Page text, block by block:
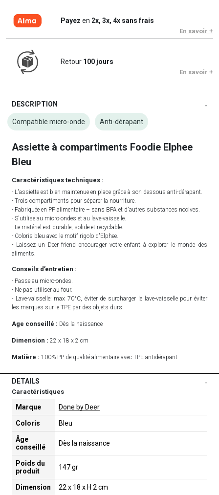
Payez en 2x, 3x, 4x sans frais
En savoir +
Retour 100 jours
En savoir +
DESCRIPTION -
Compatible micro-onde Anti-dérapant
Assiette à compartiments Foodie Elphee
Bleu
Caractéristiques techniques :
- L'assiette est bien maintenue en place grâce à son dessous anti-dérapant.
- Trois compartiments pour séparer la nourriture.
- Fabriquée en PP alimentaire – sans BPA et d'autres substances nocives.
- S'utilise au micro-ondes et au lave-vaisselle.
- Le matériel est durable, solide et recyclable.
- Coloris bleu avec le motif rigolo d'Elphee.
- Laissez un Deer friend encourager votre enfant à explorer le monde des
aliments.
Conseils d’entretien :
- Passe au micro-ondes.
- Ne pas utiliser au four.
- Lave-vaisselle: max 70°C, éviter de surcharger le lave-vaisselle pour éviter
les marques sur le TPE par des objets durs.
Age conseillé : Dès la naissance
Dimension : 22 x 18 x 2 cm
Matière : 100% PP de qualité alimentaire avec TPE antidérapant
DETAILS -
Caractéristiques
Marque Done by Deer
Coloris Bleu
Âge
conseillé
Dès la naissance
Poids du
produit
147 gr
Dimension 22 x 18 x H 2 cm